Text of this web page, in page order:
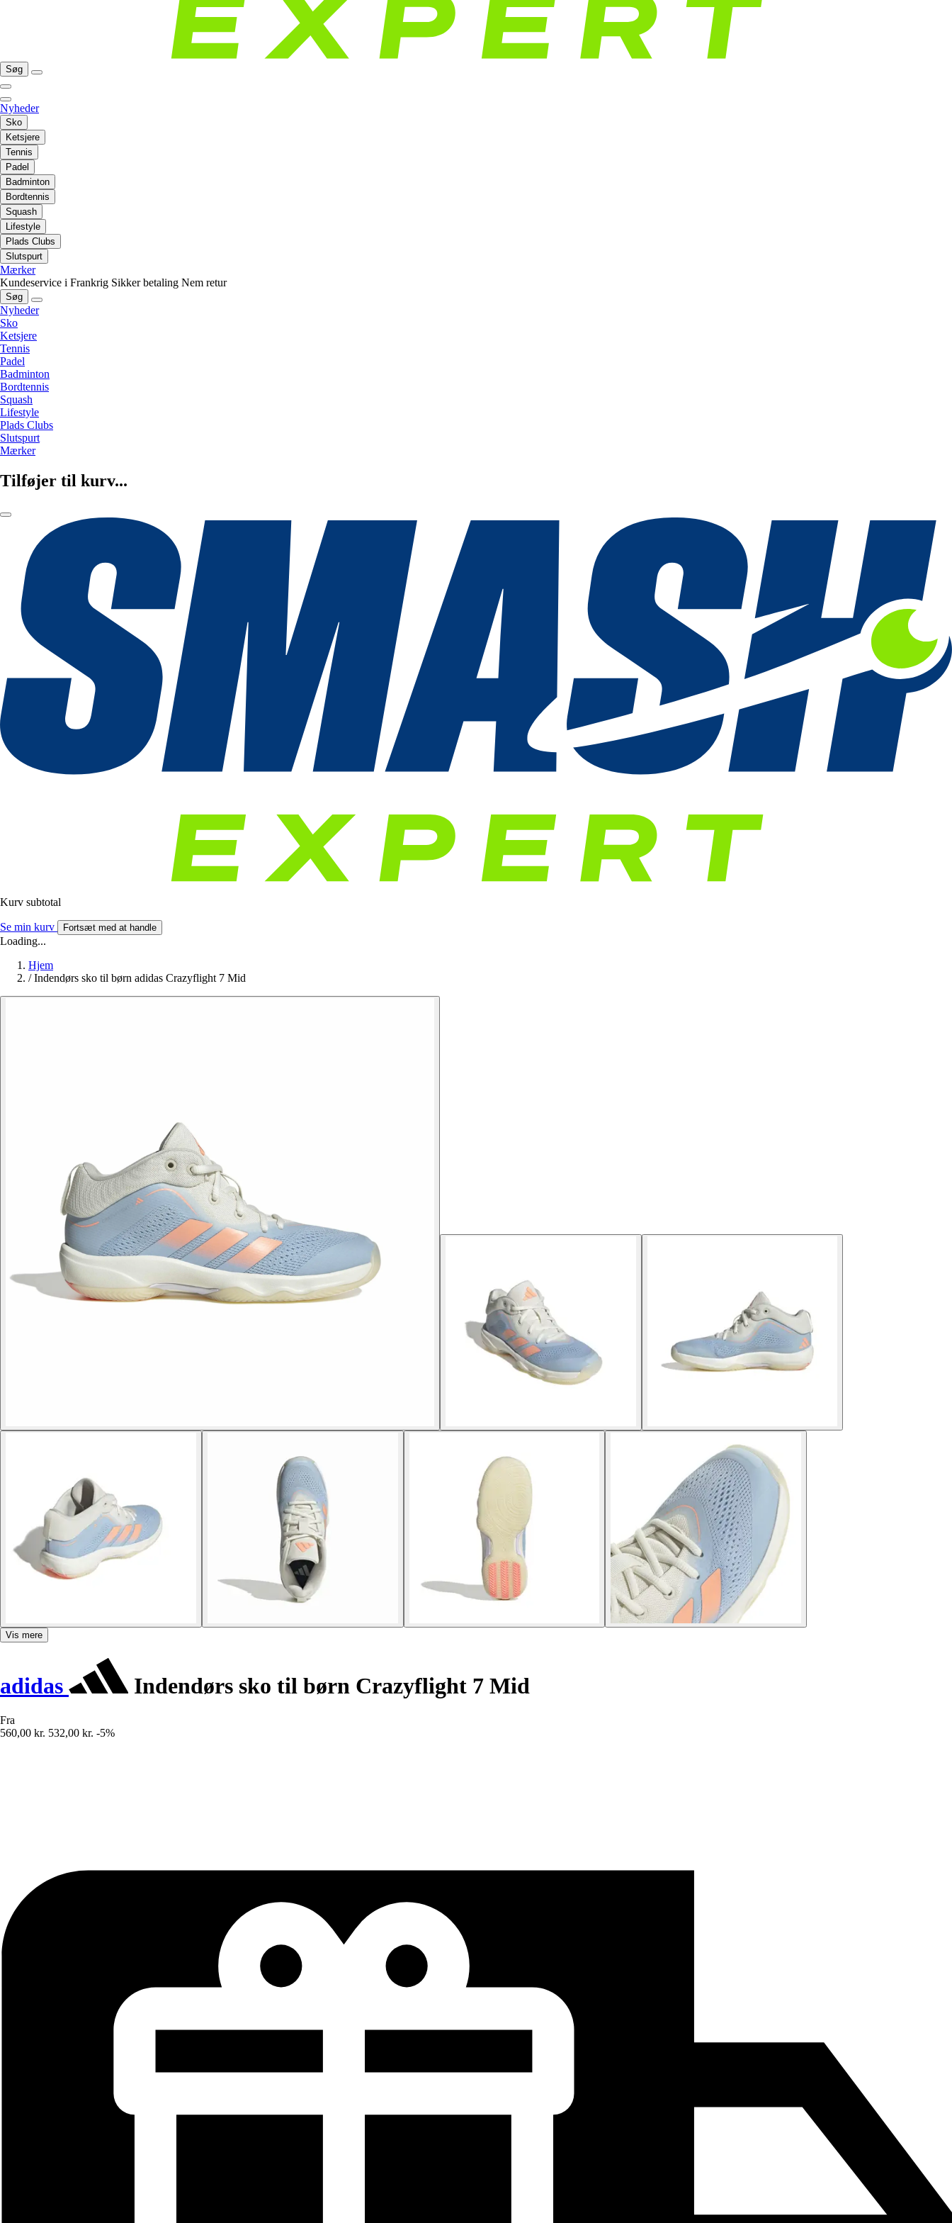
Søg
Nyheder
Sko
Ketsjere
Tennis
Padel
Badminton
Bordtennis
Squash
Lifestyle
Plads Clubs
Slutspurt
Mærker
Kundeservice i Frankrig Sikker betaling Nem retur
Søg
Nyheder
Sko
Ketsjere
Tennis
Padel
Badminton
Bordtennis
Squash
Lifestyle
Plads Clubs
Slutspurt
Mærker
Tilføjer til kurv...
Kurv subtotal
Se min kurv Fortsæt med at handle
Loading...
Hjem
/ Indendørs sko til børn adidas Crazyflight 7 Mid
Vis mere
adidas Indendørs sko til børn Crazyflight 7 Mid
Fra
560,00 kr. 532,00 kr. -5%